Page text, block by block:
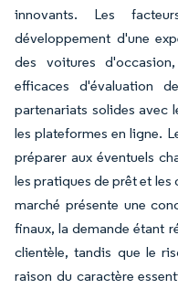
innovants. Les
développement d'une
des voitures
efficaces d'évaluation
partenariats solides avec
les plateformes en ligne.
préparer aux éventuels
les pratiques de prêt et
marché présente une
finaux, la demande étant
clientèle, tandis que le
raison du caractère